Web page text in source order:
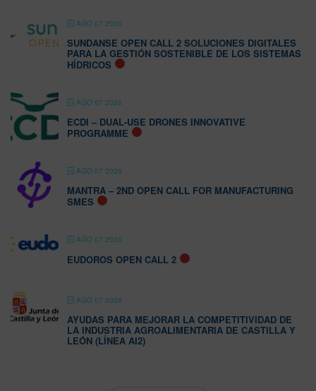
AGO 07 2026
SUNDANSE OPEN CALL 2 SOLUCIONES DIGITALES
PARA LA GESTIÓN SOSTENIBLE DE LOS SISTEMAS
HÍDRICOS
AGO 07 2026
ECDI – DUAL-USE DRONES INNOVATIVE
PROGRAMME
AGO 07 2026
MANTRA – 2ND OPEN CALL FOR MANUFACTURING
SMES
AGO 07 2026
EUDOROS OPEN CALL 2
AGO 07 2026
AYUDAS PARA MEJORAR LA COMPETITIVIDAD DE
LA INDUSTRIA AGROALIMENTARIA DE CASTILLA Y
LEÓN (LÍNEA AI2)